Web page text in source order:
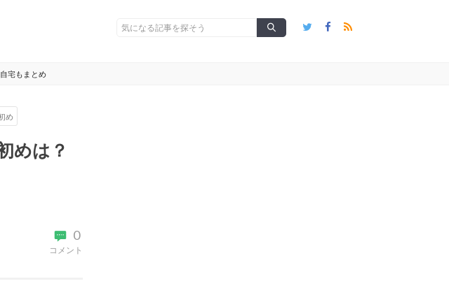
宅もまとめ
め
めは？
0
コメント